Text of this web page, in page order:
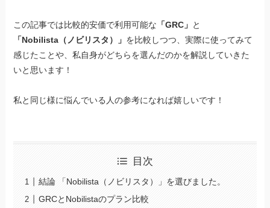
この記事では比較的安価で利用可能な 「GRC」 と
「Nobilista（ノビリスタ）」 を比較しつつ、実際に使ってみて
感じたことや、私自身がどちらを選んだのかを解説していきた
いと思います！
私と同じ様に悩んでいる人の参考になれば嬉しいです！
目次
結論 「Nobilista（ノビリスタ）」を選びました。
GRCとNobilistaのプラン比較